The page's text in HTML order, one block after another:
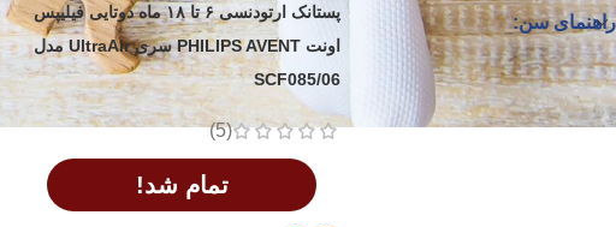
راهنمای سن:
پستانک ارتودنسی ۶ تا ۱۸ ماه دوتایی فیلیپس
اونت PHILIPS AVENT سری UltraAir مدل
SCF085/06
(5)
تمام شد!